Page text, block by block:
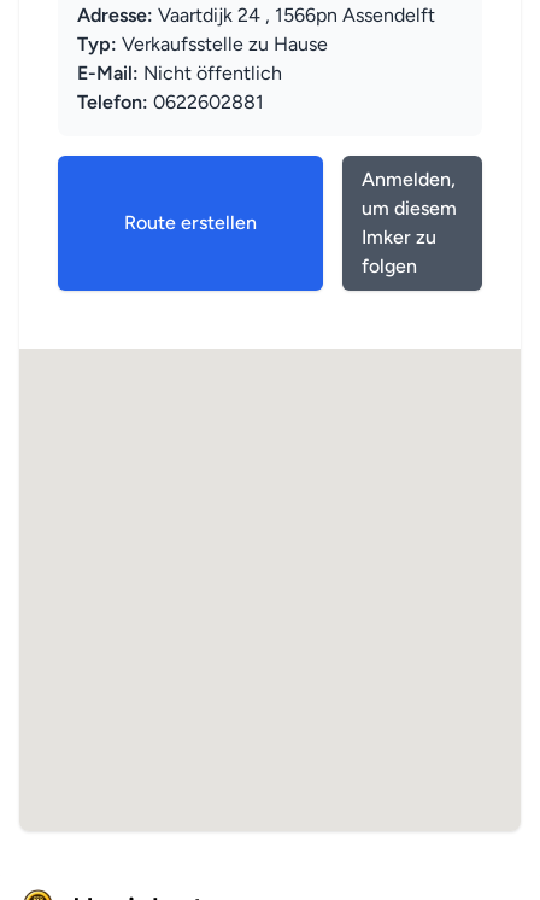
Adresse: Vaartdijk 24 , 1566pn Assendelft
Typ: Verkaufsstelle zu Hause
E-Mail: Nicht öffentlich
Telefon: 0622602881
Route erstellen
Anmelden,
um diesem
Imker zu
folgen